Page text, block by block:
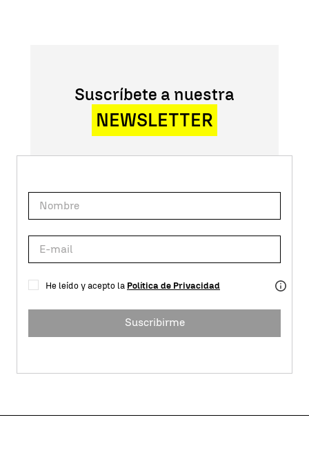
Suscríbete a nuestra
NEWSLETTER
He leído y acepto la Política de Privacidad
Suscribirme